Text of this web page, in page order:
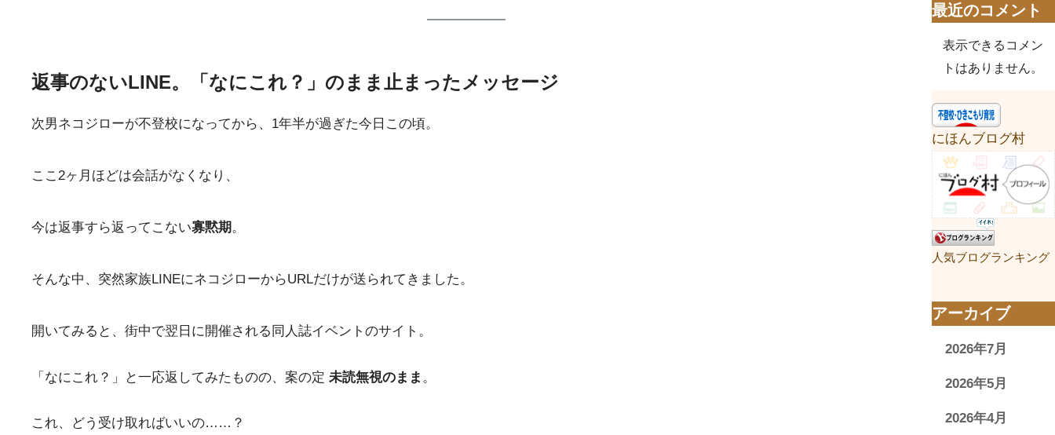
返事のないLINE。「なにこれ？」のまま止まったメッセージ
次男ネコジローが不登校になってから、1年半が過ぎた今日この頃。
ここ2ヶ月ほどは会話がなくなり、
今は返事すら返ってこない寡黙期。
そんな中、突然家族LINEにネコジローからURLだけが送られてきました。
開いてみると、街中で翌日に開催される同人誌イベントのサイト。
「なにこれ？」と一応返してみたものの、案の定 未読無視のまま 。
これ、どう受け取ればいいの……？
最近のコメント
表示できるコメン
トはありません。
にほんブログ村
人気ブログランキング
アーカイブ
2026年7月
2026年5月
2026年4月